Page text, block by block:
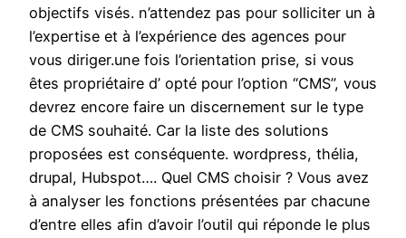
objectifs visés. n’attendez pas pour solliciter un à
l’expertise et à l’expérience des agences pour
vous diriger.une fois l’orientation prise, si vous
êtes propriétaire d’ opté pour l’option “CMS”, vous
devrez encore faire un discernement sur le type
de CMS souhaité. Car la liste des solutions
proposées est conséquente. wordpress, thélia,
drupal, Hubspot…. Quel CMS choisir ? Vous avez
à analyser les fonctions présentées par chacune
d’entre elles afin d’avoir l’outil qui réponde le plus